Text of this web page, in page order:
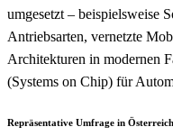
umgesetzt – beispielsweise
Antriebsarten, vernetzte
Architekturen in modernen
(Systems on Chip) für
Repräsentative Umfrage in